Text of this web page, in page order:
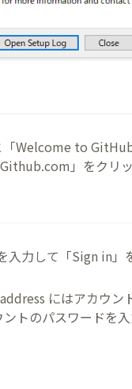
Welcome to
」をクリッ
力して「Sign in」
にはアカウン
トのパスワードを入